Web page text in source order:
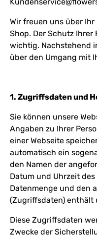
Wir freuen uns über
Shop. Der Schutz
wichtig. Nachstehend
über den Umgang mit
1. Zugriffsdaten und
Sie können unsere
Angaben zu Ihrer
einer Webseite
automatisch ein
den Namen der
Datum und Uhrzeit
Datenmenge und den
(Zugriffsdaten) enthält
Diese Zugriffsdaten
Zwecke der